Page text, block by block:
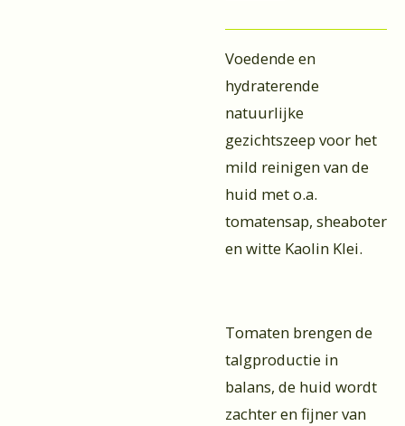
Voedende en
hydraterende
natuurlijke
gezichtszeep voor het
mild reinigen van de
huid met o.a.
tomatensap, sheaboter
en witte Kaolin Klei.
Tomaten brengen de
talgproductie in
balans, de huid wordt
zachter en fijner van